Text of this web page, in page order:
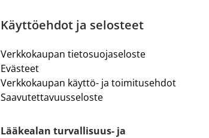
Käyttöehdot ja selosteet
Verkkokaupan tietosuojaseloste
Evästeet
Verkkokaupan käyttö- ja toimitusehdot
Saavutettavuusseloste
Lääkealan turvallisuus- ja